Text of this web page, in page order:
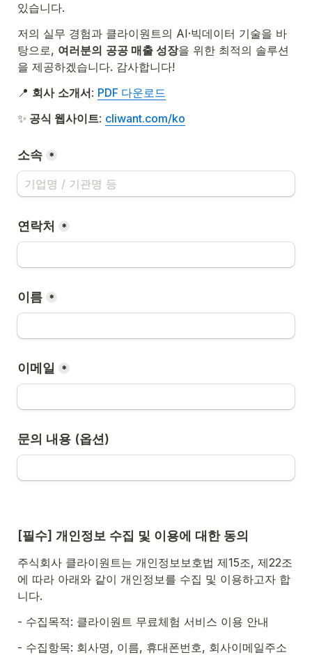
있습니다.
저의 실무 경험과 클라이원트의 AI·빅데이터 기술을 바
탕으로, 여러분의 공공 매출 성장을 위한 최적의 솔루션
을 제공하겠습니다. 감사합니다!
📍 회사 소개서: PDF 다운로드
✨ 공식 웹사이트: cliwant.com/ko
소속 *
연락처 *
이름 *
이메일 *
문의 내용 (옵션)
[필수] 개인정보 수집 및 이용에 대한 동의
주식회사 클라이원트는 개인정보보호법 제15조, 제22조
에 따라 아래와 같이 개인정보를 수집 및 이용하고자 합
니다.
- 수집목적: 클라이원트 무료체험 서비스 이용 안내
- 수집항목: 회사명, 이름, 휴대폰번호, 회사이메일주소